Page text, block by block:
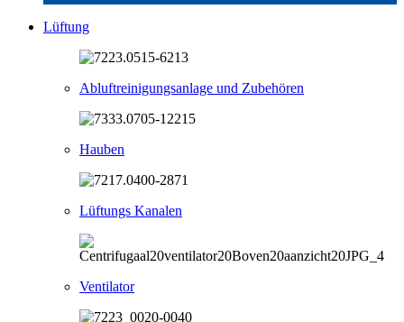
Lüftung
Abluftreinigungsanlage und Zubehören
Hauben
Lüftungs Kanalen
Ventilator